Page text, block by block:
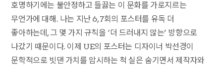
호명하기에는 불안정하고 들끓는 이 문화를 가로지르는
무언가에 대해. 나는 지난 6, 7회의 포스터를 유독 더
좋아하는데, 그 몇 가지 규칙을 ‘더 드러내지 않는’ 방향으로
나갔기 때문이다. 이제 UE의 포스터는 디자이너 박선경이
문학적으로 빗댄 가치를 암시하는 척 실은 숨기면서 제작자와